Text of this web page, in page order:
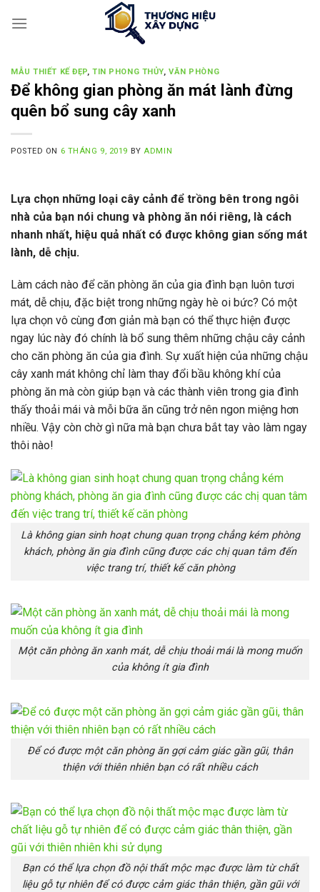
MẪU THIẾT KẾ ĐẸP,TIN PHONG THỦY,VĂN PHÒNG
Để không gian phòng ăn mát lành đừng
quên bổ sung cây xanh
POSTED ON 6 THÁNG 9, 2019 BY ADMIN
Lựa chọn những loại cây cảnh để trồng bên trong ngôi
nhà của bạn nói chung và phòng ăn nói riêng, là cách
nhanh nhất, hiệu quả nhất có được không gian sống mát
lành, dễ chịu.
Làm cách nào để căn phòng ăn của gia đình bạn luôn tươi
mát, dễ chịu, đặc biệt trong những ngày hè oi bức? Có một
lựa chọn vô cùng đơn giản mà bạn có thể thực hiện được
ngay lúc này đó chính là bổ sung thêm những chậu cây cảnh
cho căn phòng ăn của gia đình. Sự xuất hiện của những chậu
cây xanh mát không chỉ làm thay đổi bầu không khí của
phòng ăn mà còn giúp bạn và các thành viên trong gia đình
thấy thoải mái và mỗi bữa ăn cũng trở nên ngon miệng hơn
nhiều. Vậy còn chờ gì nữa mà bạn chưa bắt tay vào làm ngay
thôi nào!
Là không gian sinh hoạt chung quan trọng chẳng kém phòng
khách, phòng ăn gia đình cũng được các chị quan tâm đến
việc trang trí, thiết kế căn phòng
Một căn phòng ăn xanh mát, dễ chịu thoải mái là mong muốn
của không ít gia đình
Để có được một căn phòng ăn gợi cảm giác gần gũi, thân
thiện với thiên nhiên bạn có rất nhiều cách
Bạn có thể lựa chọn đồ nội thất mộc mạc được làm từ chất
liệu gỗ tự nhiên để có được cảm giác thân thiện, gần gũi với